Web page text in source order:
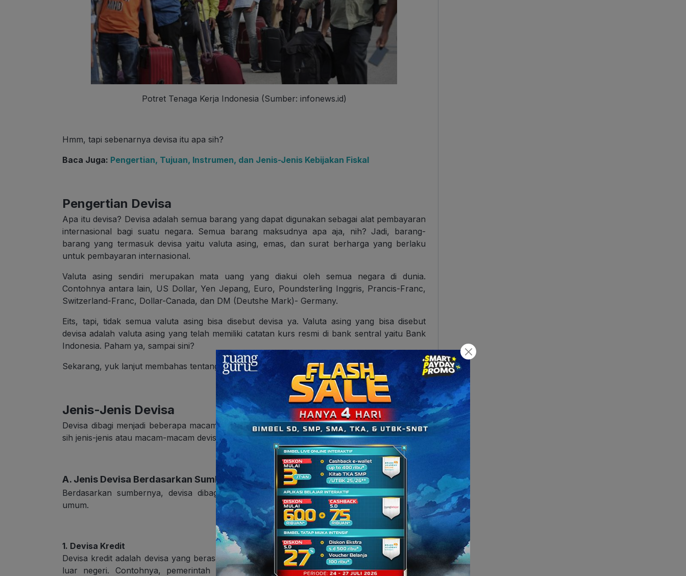
Potret Tenaga Kerja Indonesia (Sumber: infonews.id)
Hmm, tapi sebenarnya devisa itu apa sih?
Baca Juga: Pengertian, Tujuan, Instrumen, dan Jenis-Jenis Kebijakan Fiskal
Pengertian Devisa
Apa itu devisa? Devisa adalah semua barang yang dapat digunakan sebagai alat pembayaran
internasional bagi suatu negara. Semua barang maksudnya apa aja, nih? Jadi, barang-
barang yang termasuk devisa yaitu valuta asing, emas, dan surat berharga yang berlaku
untuk pembayaran internasional.
Valuta asing sendiri merupakan mata uang yang diakui oleh semua negara di dunia.
Contohnya antara lain, US Dollar, Yen Jepang, Euro, Poundsterling Inggris, Prancis-Franc,
Switzerland-Franc, Dollar-Canada, dan DM (Deutshe Mark)- Germany.
Eits, tapi, tidak semua valuta asing bisa disebut devisa ya. Valuta asing yang bisa disebut
devisa adalah valuta asing yang telah memiliki catatan kurs resmi di bank sentral yaitu Bank
Indonesia. Paham ya, sampai sini?
Sekarang, yuk lanjut membahas tentang macam-macam devisa!
Jenis-Jenis Devisa
Devisa dibagi menjadi beberapa macam tergantung dari sumbernya dan wujudnya. Apa saja
sih jenis-jenis atau macam-macam devisa? Yuk, kita bahas!
A. Jenis Devisa Berdasarkan Sumbernya
Berdasarkan sumbernya, devisa dibagi menjadi 2 macam, yaitu devisa kredit dan devisa
umum.
1. Devisa Kredit
Devisa kredit adalah devisa yang berasal dari penanaman modal asing, utang, dan tabungan
luar negeri. Contohnya, pemerintah memperoleh pinjaman dari Bank Dunia, kemudian